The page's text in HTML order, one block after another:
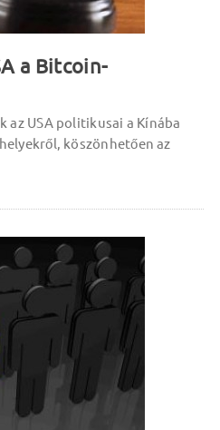
a Bitcoin-
az USA politikusai a Kínába
köszönhetően az